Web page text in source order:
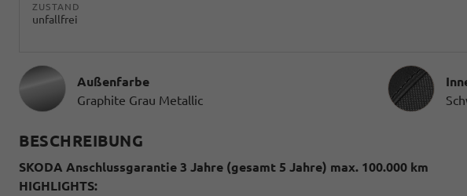
ZUSTAND
unfallfrei
Außenfarbe
Graphite Grau Metallic
BESCHREIBUNG
SKODA Anschlussgarantie 3 Jahre (gesamt 5 Jahre) max. 100.000 km
HIGHLIGHTS: